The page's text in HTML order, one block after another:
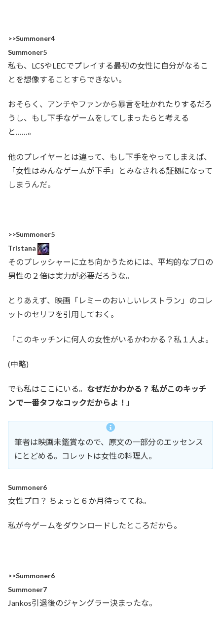
>>Summoner4
Summoner5
私も、LCSやLECでプレイする最初の女性に自分がなるこ
とを想像することすらできない。
おそらく、アンチやファンから暴言を吐かれたりするだろ
うし、もし下手なゲームをしてしまったらと考える
と……。
他のプレイヤーとは違って、もし下手をやってしまえば、
「女性はみんなゲームが下手」とみなされる証拠になって
しまうんだ。
>>Summoner5
Tristana
そのプレッシャーに立ち向かうためには、平均的なプロの
男性の２倍は実力が必要だろうな。
とりあえず、映画「レミーのおいしいレストラン」のコレ
ットのセリフを引用しておく。
「このキッチンに何人の女性がいるかわかる？私１人よ。
(中略)
でも私はここにいる。 なぜだかわかる？ 私がこのキッチ
ンで一番タフなコックだからよ！ 」
筆者は映画未鑑賞なので、原文の一部分のエッセンス
にとどめる。コレットは女性の料理人。
Summoner6
女性プロ？ ちょっと６か月待っててね。
私が今ゲームをダウンロードしたところだから。
>>Summoner6
Summoner7
Jankos引退後のジャングラー決まったな。